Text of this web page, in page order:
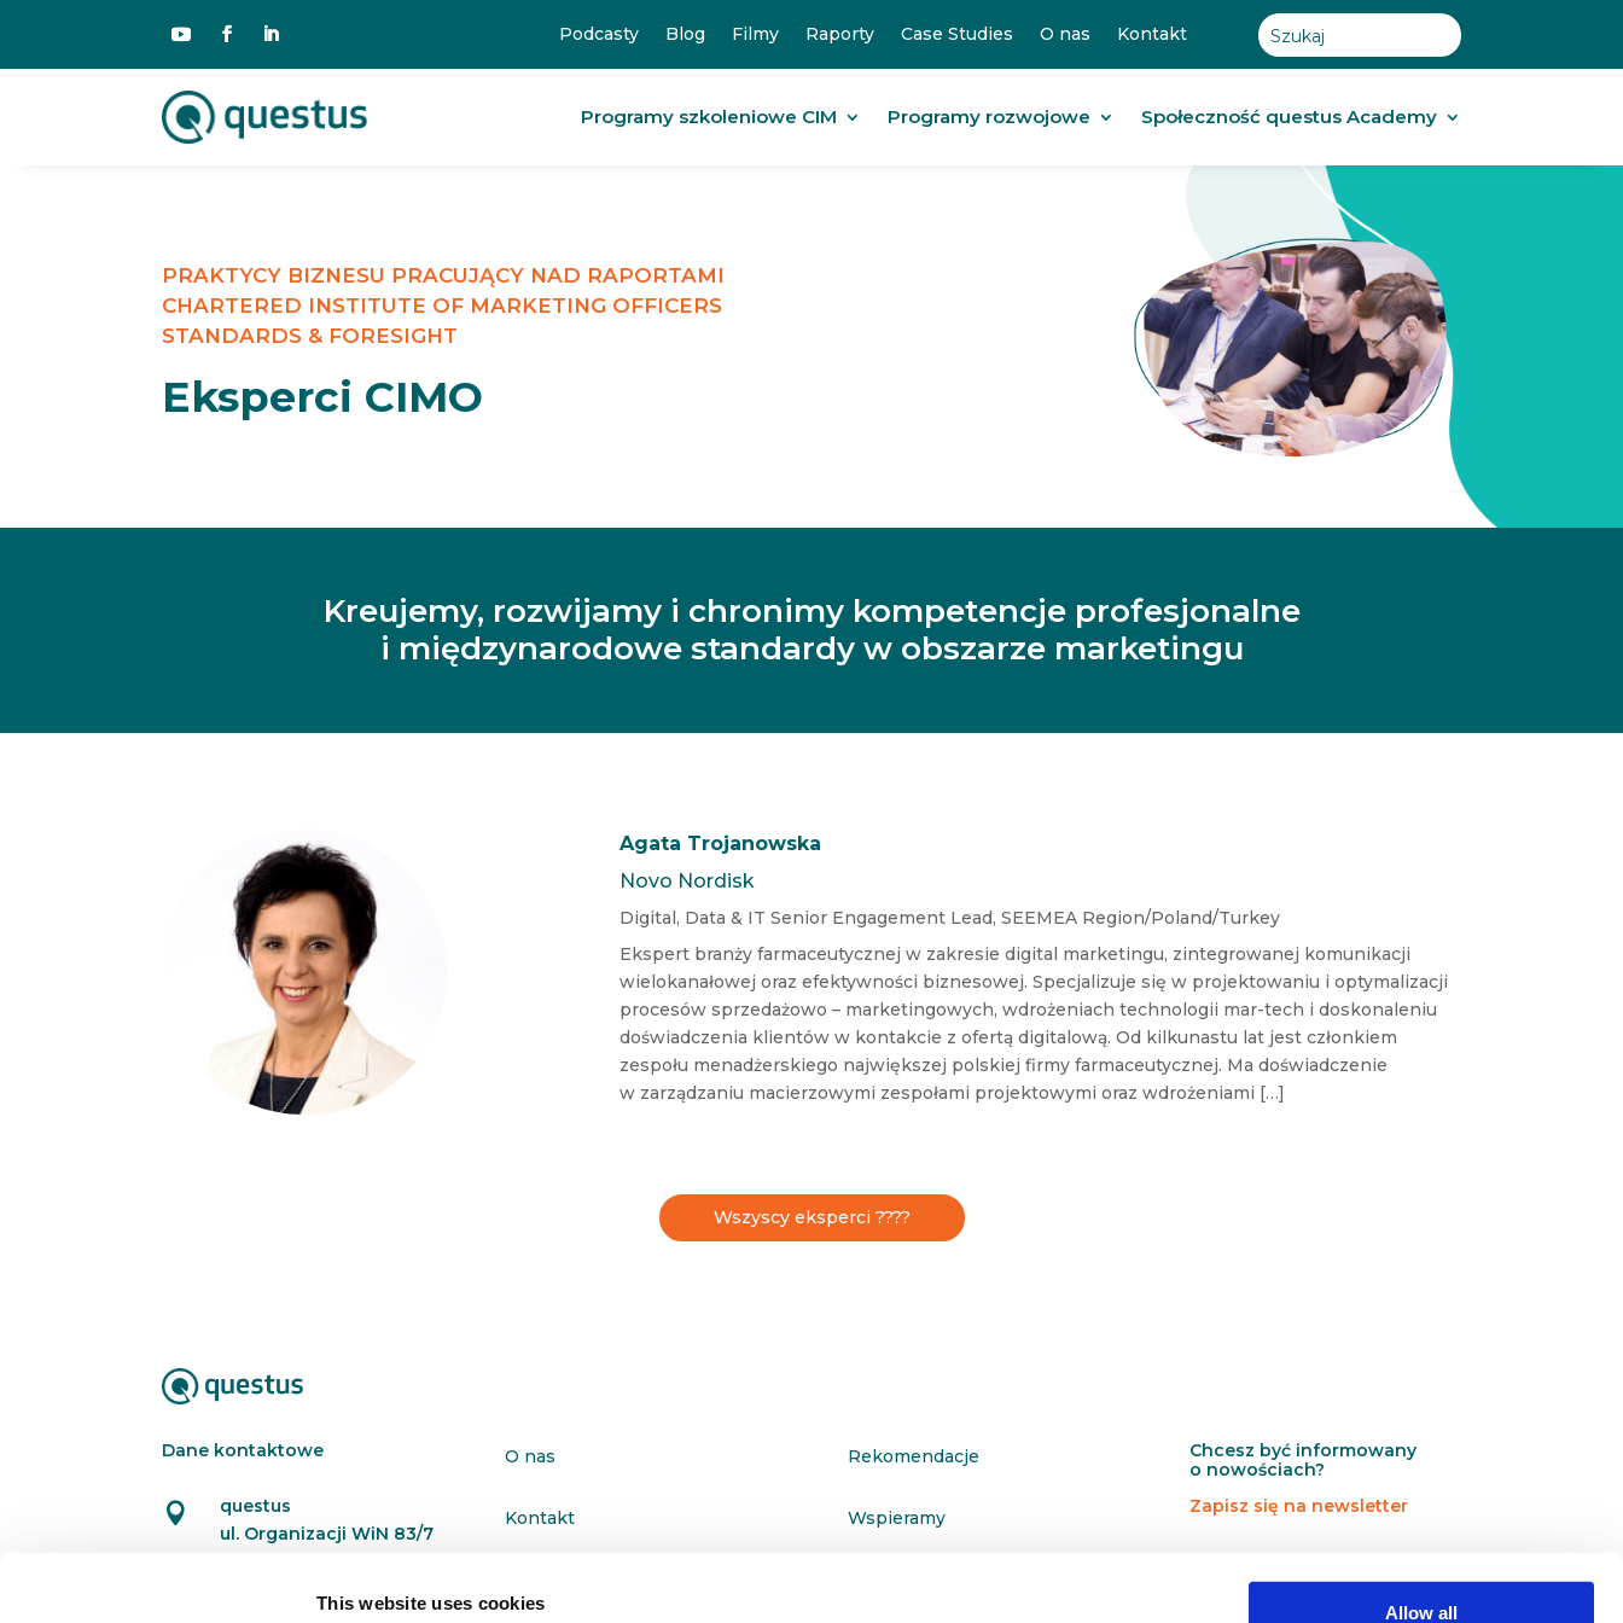
This website uses cookies Allow all
Podcasty Blog Filmy Raporty Case Studies O nas Kontakt
Programy szkoleniowe CIM Programy rozwojowe Społeczność questus Academy
PRAKTYCY BIZNESU PRACUJĄCY NAD RAPORTAMI
CHARTERED INSTITUTE OF MARKETING OFFICERS
STANDARDS & FORESIGHT
Eksperci CIMO
Kreujemy, rozwijamy i chronimy kompetencje profesjonalne
i międzynarodowe standardy w obszarze marketingu
Agata Trojanowska
Novo Nordisk
Digital, Data & IT Senior Engagement Lead, SEEMEA Region/Poland/Turkey
Ekspert branży farmaceutycznej w zakresie digital marketingu, zintegrowanej komunikacji
wielokanałowej oraz efektywności biznesowej. Specjalizuje się w projektowaniu i optymalizacji
procesów sprzedażowo – marketingowych, wdrożeniach technologii mar-tech i doskonaleniu
doświadczenia klientów w kontakcie z ofertą digitalową. Od kilkunastu lat jest członkiem
zespołu menadżerskiego największej polskiej firmy farmaceutycznej. Ma doświadczenie
w zarządzaniu macierzowymi zespołami projektowymi oraz wdrożeniami […]
Wszyscy eksperci ????
Dane kontaktowe

questus
ul. Organizacji WiN 83/7
601 098 038
O nas
Kontakt
Rekomendacje
Wspieramy
Chcesz być informowany
o nowościach?
Zapisz się na newsletter
Newsletter